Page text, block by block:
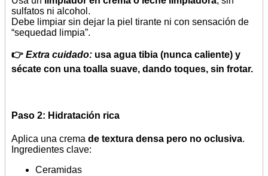
sulfatos ni alcohol.
Debe limpiar sin dejar la piel tirante ni con sensación de
“sequedad limpia”.
👉 Extra cuidado: usa agua tibia (nunca caliente) y
sécate con una toalla suave, dando toques, sin frotar.
Paso 2: Hidratación rica
Aplica una crema de textura densa pero no oclusiva.
Ingredientes clave:
Ceramidas